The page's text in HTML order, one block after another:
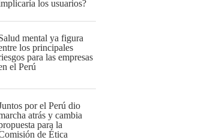
los usuarios?
mental ya figura
los principales
para las empresas
el Perú
por el Perú dio
atrás y cambia
para la
de Ética